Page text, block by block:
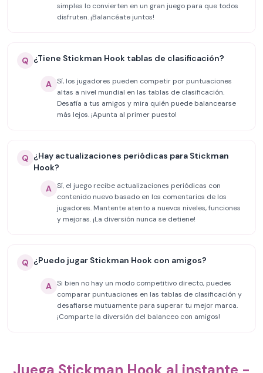
simples lo convierten en un gran juego para que todos
disfruten. ¡Balancéate juntos!
Q ¿Tiene Stickman Hook tablas de clasificación?
A Sí, los jugadores pueden competir por puntuaciones
altas a nivel mundial en las tablas de clasificación.
Desafía a tus amigos y mira quién puede balancearse
más lejos. ¡Apunta al primer puesto!
Q ¿Hay actualizaciones periódicas para Stickman
Hook?
A Sí, el juego recibe actualizaciones periódicas con
contenido nuevo basado en los comentarios de los
jugadores. Mantente atento a nuevos niveles, funciones
y mejoras. ¡La diversión nunca se detiene!
Q ¿Puedo jugar Stickman Hook con amigos?
A Si bien no hay un modo competitivo directo, puedes
comparar puntuaciones en las tablas de clasificación y
desafiarse mutuamente para superar tu mejor marca.
¡Comparte la diversión del balanceo con amigos!